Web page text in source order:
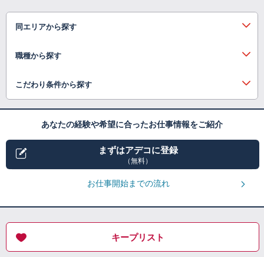
同エリアから探す
職種から探す
こだわり条件から探す
あなたの経験や希望に合ったお仕事情報をご紹介
まずはアデコに登録
（無料）
お仕事開始までの流れ
キープリスト